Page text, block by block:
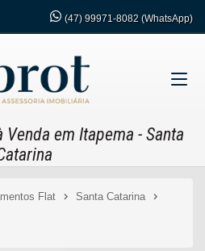
(47) 99971-8082 (WhatsApp)
em Itapema - Santa
Flat Santa Catarina